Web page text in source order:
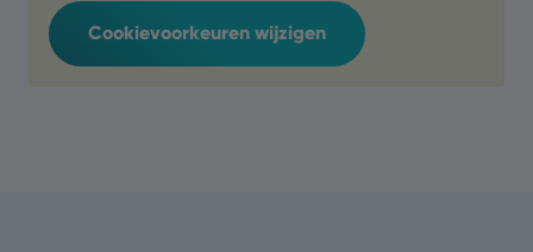
Cookievoorkeuren wijzigen